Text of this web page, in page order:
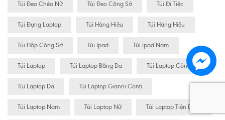
Túi Đeo Chéo Nữ Túi Đeo Công Sở Túi Đi Tiệc
Túi Đựng Laptop Túi Hàng Hiêu Túi Hàng Hiệu
Túi Hộp Công Sở Túi Ipad Túi Ipad Nam
Túi Laptop Túi Laptop Bằng Da Túi Laptop Công Sở
Túi Laptop Da Túi Laptop Gianni Conti
Túi Laptop Nam Túi Laptop Nữ Túi Laptop Tiện Dụng